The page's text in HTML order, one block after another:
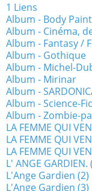
1 Liens
Album - Body
Album - Cinéma,
Album - Fantasy /
Album - Gothique
Album - Michel-
Album - Mirinar
Album -
Album - Science-
Album - Zombie-
LA FEMME QUI
LA FEMME QUI
LA FEMME QUI
L' ANGE GARDIEN.
L'Ange Gardien (2)
L'Ange Gardien (3)